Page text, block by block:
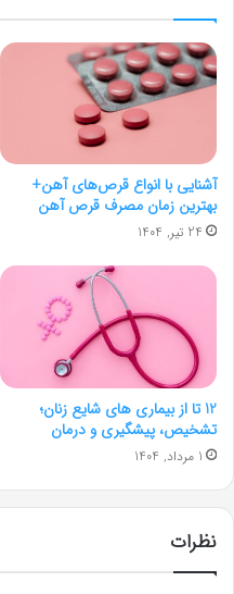
آشنایی با انواع قرص‌های آهن+
بهترین زمان مصرف قرص آهن
24 تیر, 1404
12 تا از بیماری های شایع زنان؛
تشخیص، پیشگیری و درمان
1 مرداد, 1404
نظرات